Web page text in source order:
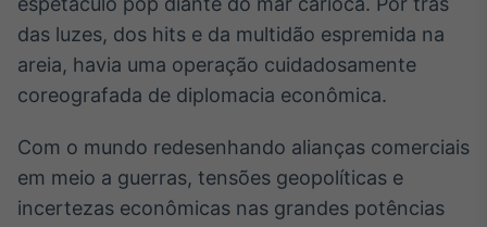
Broadcast
Energia
O setor de
Broadcast
das luzes, dos hits e da multidão espremida na
areia, havia uma operação cuidadosamente
coreografada de diplomacia econômica.
Com o mundo redesenhando alianças comerciais
em meio a guerras, tensões geopolíticas e
incertezas econômicas nas grandes potências